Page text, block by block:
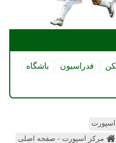
فدراسیون
باشگاه
اسپورت
مرکز اسپورت - صفحه اصلی